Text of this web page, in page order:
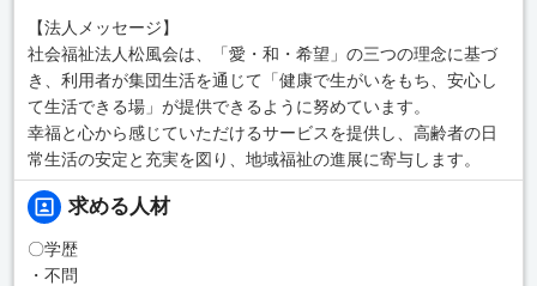
【法人メッセージ】
社会福祉法人松風会は、「愛・和・希望」の三つの理念に基づ
き、利用者が集団生活を通じて「健康で生がいをもち、安心し
て生活できる場」が提供できるように努めています。
幸福と心から感じていただけるサービスを提供し、高齢者の日
常生活の安定と充実を図り、地域福祉の進展に寄与します。
求める人材
〇学歴
・不問